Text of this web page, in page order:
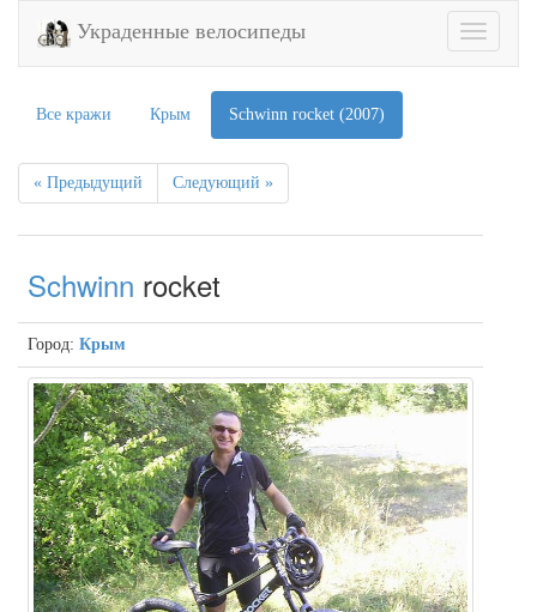
Toggle
Украденные велосипеды
Все кражи Крым Schwinn rocket (2007)
« Предыдущий Следующий »
Schwinn rocket
Город: Крым